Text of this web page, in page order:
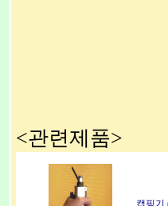
<관련제품>